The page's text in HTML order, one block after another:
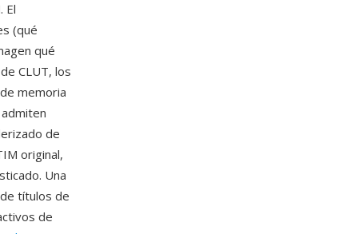
El
(qué
qué
CLUT, los
memoria
de
original,
Una
títulos de
de